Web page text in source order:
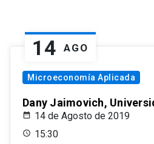
14 AGO
Microeconomía Aplicada
Dany Jaimovich,
14 de Agosto de 2019
15:30